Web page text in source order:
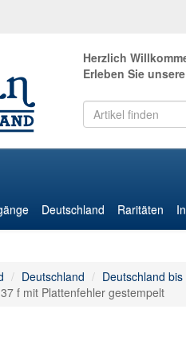
Herzlich
Erleben Sie
Deutschland Raritäten
Deutschland Deutschland
f mit Plattenfehler gestempelt